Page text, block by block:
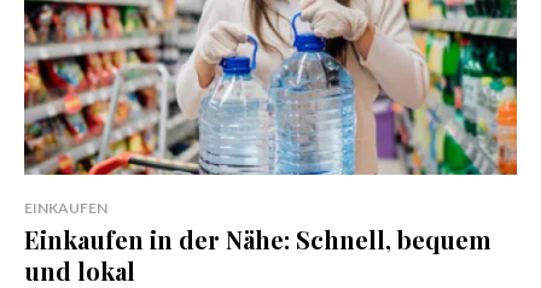
EINKAUFEN
Einkaufen in der Nähe: Schnell, bequem
und lokal